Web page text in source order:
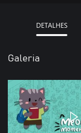
DETALHES
Galeria